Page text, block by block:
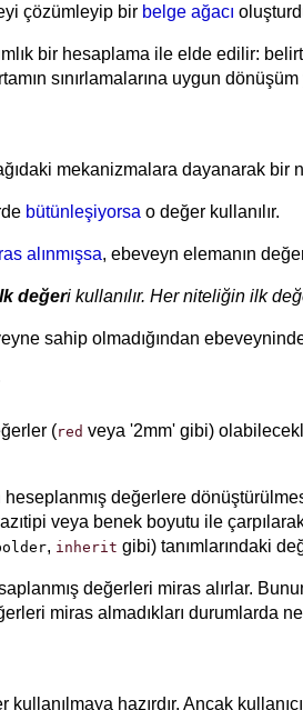
çözümleyip bir belge ağacı
bir hesaplama ile elde edilir:
sınırlamalarına uygun dönüşüm
mekanizmalara dayanarak bir
bütünleşiyorsa o değer kullanılır.
alınmışsa, ebeveyn elemanın
değeri kullanılır. Her niteliğin ilk
sahip olmadığından
(red veya '2mm' gibi)
değerlere
veya benek boyutu ile
, inherit gibi) tanımlarındaki
değerleri miras alırlar.
miras almadıkları durumlarda ne
kullanılmaya hazırdır. Ancak